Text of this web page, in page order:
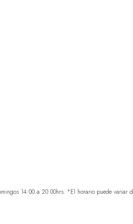
14:00 a 20:00hrs. *El horario puede variar